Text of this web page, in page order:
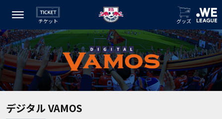
チケット グッズ
デジタル VAMOS